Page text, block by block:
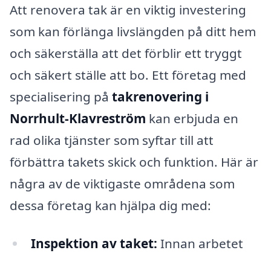
Att renovera tak är en viktig investering
som kan förlänga livslängden på ditt hem
och säkerställa att det förblir ett tryggt
och säkert ställe att bo. Ett företag med
specialisering på takrenovering i
Norrhult-Klavreström kan erbjuda en
rad olika tjänster som syftar till att
förbättra takets skick och funktion. Här är
några av de viktigaste områdena som
dessa företag kan hjälpa dig med:
Inspektion av taket: Innan arbetet